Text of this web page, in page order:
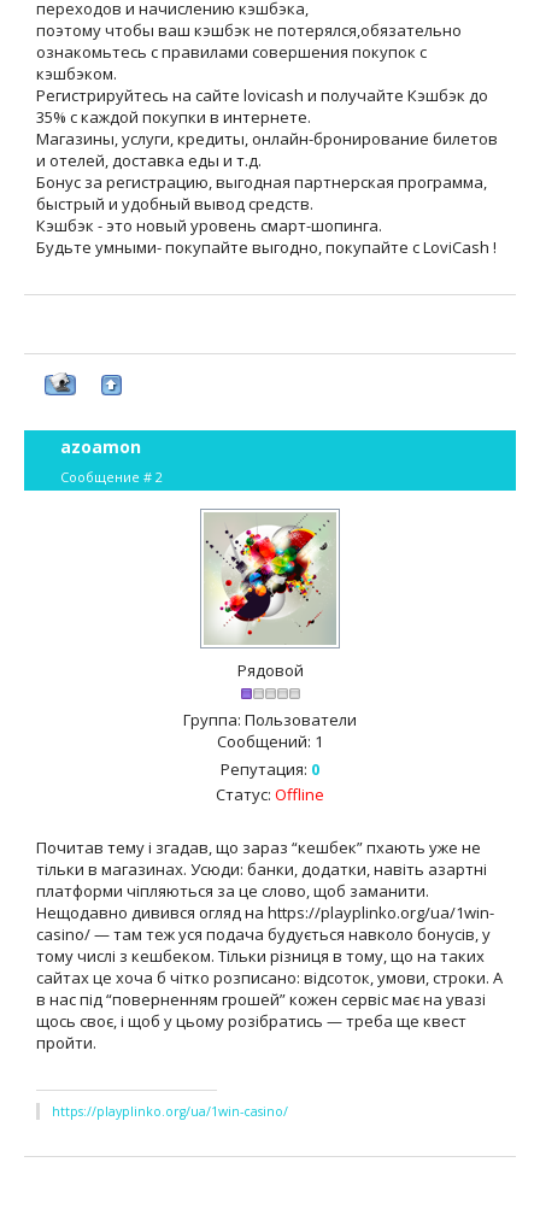
переходов и начислению кэшбэка,
поэтому чтобы ваш кэшбэк не потерялся,обязательно
ознакомьтесь с правилами совершения покупок с
кэшбэком.
Регистрируйтесь на сайте lovicash и получайте Кэшбэк до
35% с каждой покупки в интернете.
Магазины, услуги, кредиты, онлайн-бронирование билетов
и отелей, доставка еды и т.д.
Бонус за регистрацию, выгодная партнерская программа,
быстрый и удобный вывод средств.
Кэшбэк - это новый уровень смарт-шопинга.
Будьте умными- покупайте выгодно, покупайте с LoviCash !
azoamon
Сообщение # 2
Рядовой
Группа: Пользователи
Сообщений: 1
Репутация: 0
Статус: Offline
Почитав тему і згадав, що зараз “кешбек” пхають уже не
тільки в магазинах. Усюди: банки, додатки, навіть азартні
платформи чіпляються за це слово, щоб заманити.
Нещодавно дивився огляд на https://playplinko.org/ua/1win-
casino/ — там теж уся подача будується навколо бонусів, у
тому числі з кешбеком. Тільки різниця в тому, що на таких
сайтах це хоча б чітко розписано: відсоток, умови, строки. А
в нас під “поверненням грошей” кожен сервіс має на увазі
щось своє, і щоб у цьому розібратись — треба ще квест
пройти.
https://playplinko.org/ua/1win-casino/